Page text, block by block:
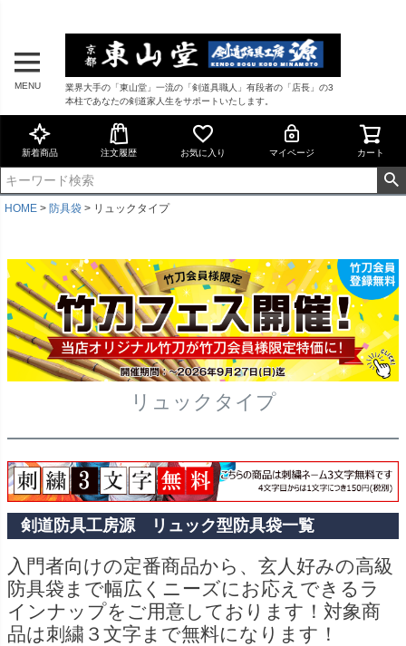
MENU
業界大手の「東山堂」一流の「剣道具職人」有段者の「店長」の3
本柱であなたの剣道家人生をサポートいたします。
新着商品 注文履歴 お気に入り マイページ カート
HOME 防具袋 リュックタイプ
リュックタイプ
剣道防具工房源 リュック型防具袋一覧
入門者向けの定番商品から、玄人好みの高級
防具袋まで幅広くニーズにお応えできるラ
インナップをご用意しております！対象商
品は刺繍３文字まで無料になります！